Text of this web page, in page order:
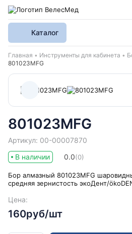
Каталог
Хлебные крошки
Главная Инструменты для кабинета
801023MFG
801023MFG
Артикул: 00-00007870
В наличии
0.0(0)
Бор алмазный 801023MFG
средняя зернистость экоДент/
Цена:
160руб/шт